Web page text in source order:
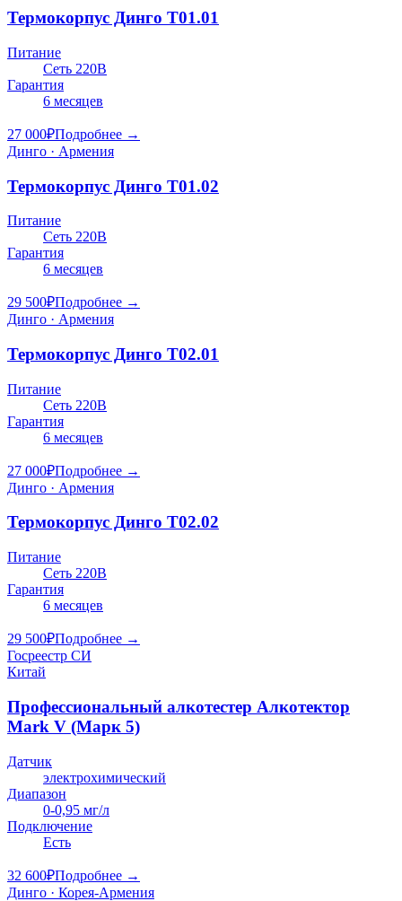
Термокорпус Динго Т01.01
Питание
Сеть 220В
Гарантия
6 месяцев
27 000₽Подробнее →
Динго · Армения
Термокорпус Динго Т01.02
Питание
Сеть 220В
Гарантия
6 месяцев
29 500₽Подробнее →
Динго · Армения
Термокорпус Динго Т02.01
Питание
Сеть 220В
Гарантия
6 месяцев
27 000₽Подробнее →
Динго · Армения
Термокорпус Динго Т02.02
Питание
Сеть 220В
Гарантия
6 месяцев
29 500₽Подробнее →
Госреестр СИ
Китай
Профессиональный алкотестер Алкотектор
Mark V (Марк 5)
Датчик
электрохимический
Диапазон
0-0,95 мг/л
Подключение
Есть
32 600₽Подробнее →
Динго · Корея-Армения